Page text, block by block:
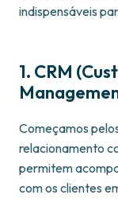
indispensáveis
1. CRM
Começamos
relacionamento
permitem
com os clientes